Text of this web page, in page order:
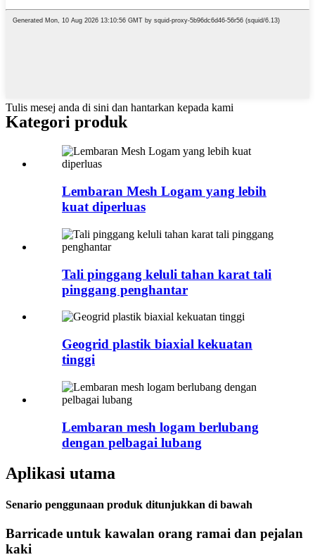
Tulis mesej anda di sini dan hantarkan kepada kami
Kategori produk
Lembaran Mesh Logam yang lebih
kuat diperluas
Tali pinggang keluli tahan karat tali
pinggang penghantar
Geogrid plastik biaxial kekuatan
tinggi
Lembaran mesh logam berlubang
dengan pelbagai lubang
Aplikasi utama
Senario penggunaan produk ditunjukkan di bawah
Barricade untuk kawalan orang ramai dan pejalan
kaki